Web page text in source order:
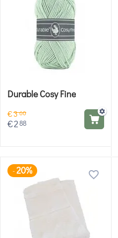
Durable Cosy Fine
€360
€288
-20%